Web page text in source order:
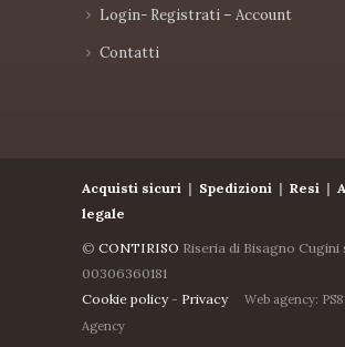
Login- Registrati – Account
Contatti
Acquisti sicuri | Spedizioni | Resi |
legale
© CONTIRISO Riseria di Bisagno Cugini
00306360181
Cookie policy- Privacy
Web agency:
Agency